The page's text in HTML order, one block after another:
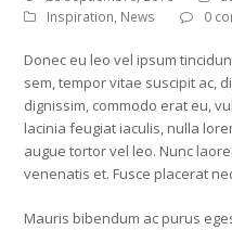
Inspiration, News 0
Donec eu leo vel ipsum
sem, tempor vitae suscipit ac,
dignissim, commodo erat eu,
lacinia feugiat iaculis, nulla
augue tortor vel leo. Nunc
venenatis et. Fusce placerat
Mauris bibendum ac purus